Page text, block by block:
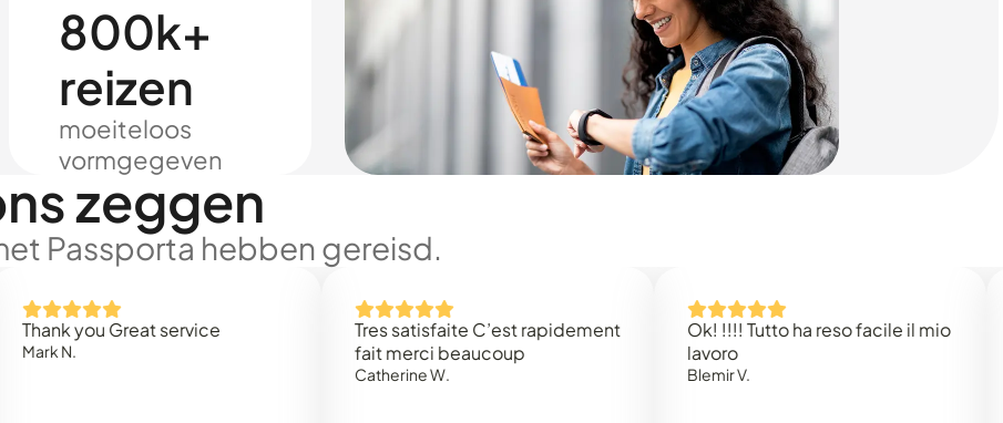
800k+
reizen
moeiteloos
vormgegeven
zeggen
Passporta hebben gereisd.
you Great service
Tres satisfaite C’est rapidement
fait merci beaucoup
Catherine W.
Ok! !!!! Tutto ha reso facile il mio
Blemir V.